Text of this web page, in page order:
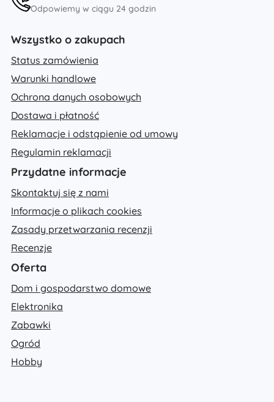
Odpowiemy w ciągu 24 godzin
Wszystko o zakupach
Status zamówienia
Warunki handlowe
Ochrona danych osobowych
Dostawa i płatność
Reklamacje i odstąpienie od umowy
Regulamin reklamacji
Przydatne informacje
Skontaktuj się z nami
Informacje o plikach cookies
Zasady przetwarzania recenzji
Recenzje
Oferta
Dom i gospodarstwo domowe
Elektronika
Zabawki
Ogród
Hobby